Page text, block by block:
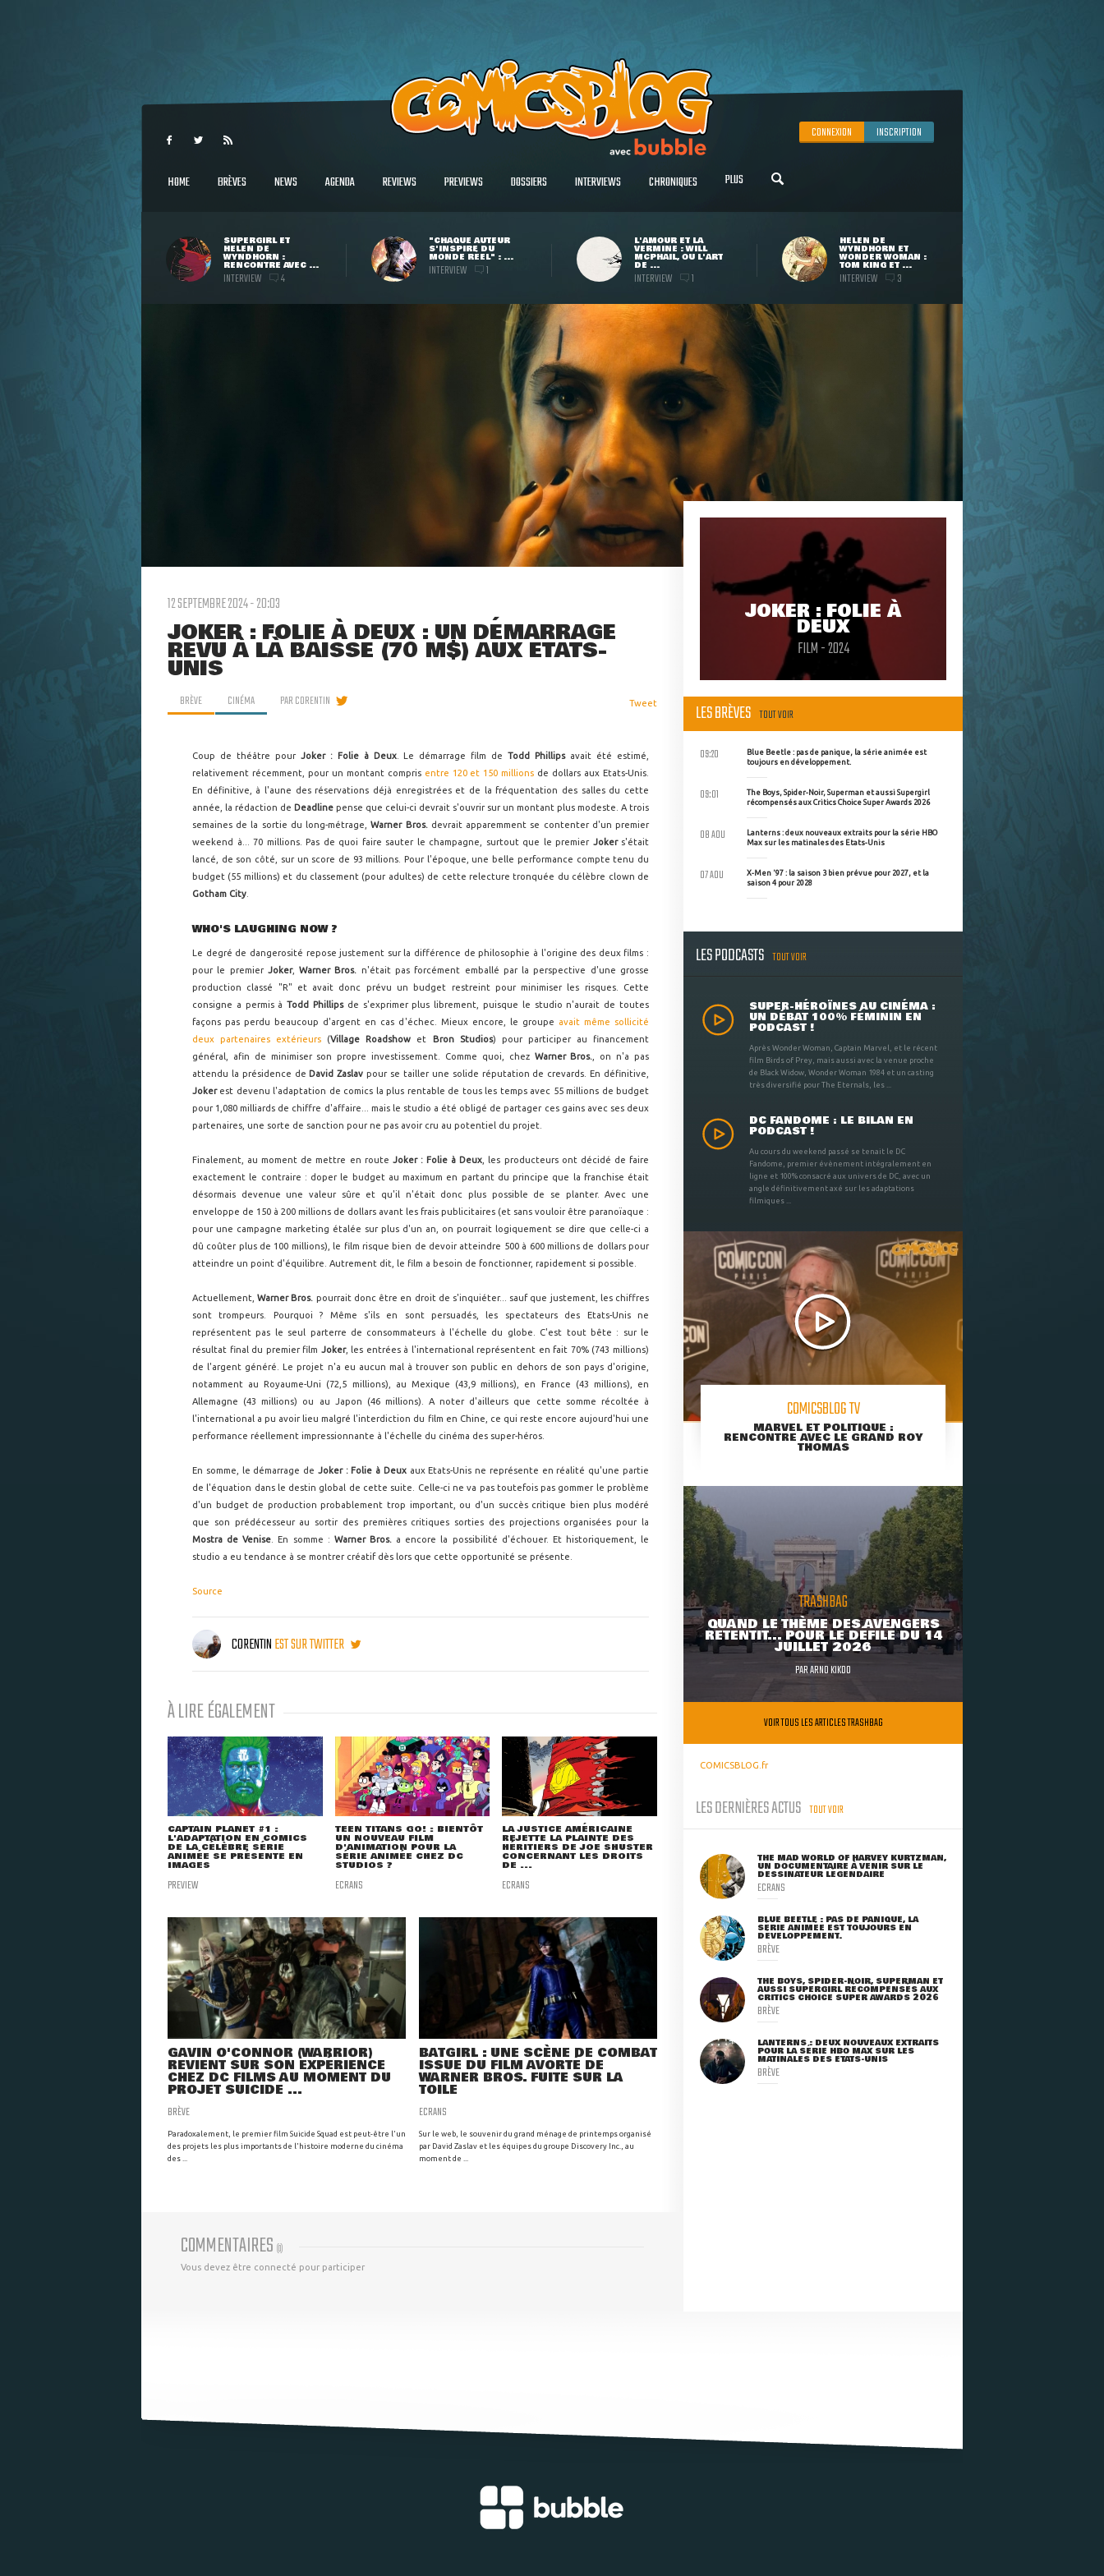
CONNEXION INSCRIPTION
HOME BRÈVES NEWS AGENDA REVIEWS PREVIEWS DOSSIERS INTERVIEWS CHRONIQUES PLUS
SUPERGIRL ET
HELEN DE
WYNDHORN :
RENCONTRE AVEC ...
INTERVIEW 4
"CHAQUE AUTEUR
S'INSPIRE DU
MONDE RÉEL" : ...
INTERVIEW 1
L'AMOUR ET LA
VERMINE : WILL
MCPHAIL, OU L'ART
DE ...
INTERVIEW 1
HELEN DE
WYNDHORN ET
WONDER WOMAN :
TOM KING ET ...
INTERVIEW 3
12 SEPTEMBRE 2024 - 20:03
JOKER : FOLIE À DEUX : UN DÉMARRAGE
REVU À LÀ BAISSE (70 M$) AUX ETATS-
UNIS
BRÈVE CINÉMA PARCORENTIN Tweet
Coup de théâtre pour Joker : Folie à Deux. Le démarrage film deTodd Phillipsavait été estimé,
relativement récemment, pour un montant compris entre 120 et 150 millions de dollars aux Etats-Unis.
En définitive, à l'aune des réservations déjà enregistrées et de la fréquentation des salles du cette
année, la rédaction de Deadline pense que celui-ci devrait s'ouvrir sur un montant plus modeste. A trois
semaines de la sortie du long-métrage,Warner Bros. devrait apparemment se contenter d'un premier
weekend à... 70 millions. Pas de quoi faire sauter le champagne, surtout que le premier Jokers'était
lancé, de son côté, sur un score de 93 millions. Pour l'époque, une belle performance compte tenu du
budget (55 millions) et du classement (pour adultes) de cette relecture tronquée du célèbre clown de
Gotham City
WHO'S LAUGHING NOW ?
Le degré de dangerosité repose justement sur la différence de philosophie à l'origine des deux films :
pour le premier Joker,Warner Bros. n'était pas forcément emballé par la perspective d'une grosse
production classé "R" et avait donc prévu un budget restreint pour minimiser les risques. Cette
consigne a permis àTodd Phillipsde s'exprimer plus librement, puisque le studio n'aurait de toutes
façons pas perdu beaucoup d'argent en cas d'échec. Mieux encore, le groupe avait même sollicité
deux partenaires extérieurs (Village Roadshow et Bron Studios) pour participer au financement
général, afin de minimiser son propre investissement. Comme quoi, chez Warner Bros.
, on n'a pas
attendu la présidence de David Zaslav pour se tailler une solide réputation de crevards. En définitive,
Jokerest devenu l'adaptation de comics la plus rentable de tous les temps avec 55 millions de budget
pour 1,080 milliards de chiffre d'affaire... mais le studio a été obligé de partager ces gains avec ses deux
partenaires, une sorte de sanction pour ne pas avoir cru au potentiel du projet.
Finalement, au moment de mettre en route Joker : Folie à Deux , les producteurs ont décidé de faire
exactement le contraire : doper le budget au maximum en partant du principe que la franchise était
désormais devenue une valeur sûre et qu'il n'était donc plus possible de se planter. Avec une
enveloppe de 150 à 200 millions de dollars avant les frais publicitaires (et sans vouloir être paranoïaque :
pour une campagne marketing étalée sur plus d'un an, on pourrait logiquement se dire que celle-ci a
dû coûter plus de 100 millions), le film risque bien de devoir atteindre 500 à 600 millions de dollars pour
atteindre un point d'équilibre. Autrement dit, le film a besoin de fonctionner, rapidement si possible.
Actuellement,Warner Bros. pourrait donc être en droit de s'inquiéter... sauf que justement, les chiffres
sont trompeurs. Pourquoi ? Même s'ils en sont persuadés, les spectateurs des Etats-Unis ne
représentent pas le seul parterre de consommateurs à l'échelle du globe. C'est tout bête : sur le
résultat final du premier film Joker, les entrées à l'international représentent en fait 70% (743 millions)
de l'argent généré. Le projet n'a eu aucun mal à trouver son public en dehors de son pays d'origine,
notamment au Royaume-Uni (72,5 millions), au Mexique (43,9 millions), en France (43 millions), en
Allemagne (43 millions) ou au Japon (46 millions). A noter d'ailleurs que cette somme récoltée à
l'international a pu avoir lieu malgré l'interdiction du film en Chine, ce qui reste encore aujourd'hui une
performance réellement impressionnante à l'échelle du cinéma des super-héros.
En somme, le démarrage de Joker : Folie à Deuxaux Etats-Unis ne représente en réalité qu'une partie
de l'équation dans le destin global de cette suite. Celle-ci ne va pas toutefois pas gommer le problème
d'un budget de production probablement trop important, ou d'un succès critique bien plus modéré
que son prédécesseur au sortir des premières critiques sorties des projections organisées pour la
Mostra de Venise . En somme : Warner Bros. a encore la possibilité d'échouer. Et historiquement, le
studio a eu tendance à se montrer créatif dès lors que cette opportunité se présente.
Source
CORENTINEST SUR TWITTER
À LIRE ÉGALEMENT
CAPTAIN PLANET #1 :
L'ADAPTATION EN COMICS
DE LA CÉLÈBRE SÉRIE
ANIMÉE SE PRÉSENTE EN
IMAGES
PREVIEW
TEEN TITANS GO! : BIENTÔT
UN NOUVEAU FILM
D'ANIMATION POUR LA
SÉRIE ANIMÉE CHEZ DC
STUDIOS ?
ECRANS
LA JUSTICE AMÉRICAINE
REJETTE LA PLAINTE DES
HÉRITIERS DE JOE SHUSTER
CONCERNANT LES DROITS
DE ...
ECRANS
GAVIN O'CONNOR (WARRIOR)
REVIENT SUR SON EXPÉRIENCE
CHEZ DC FILMS AU MOMENT DU
PROJET SUICIDE ...
BRÈVE
Paradoxalement, le premier film Suicide Squad est peut-être l'un
des projets les plus importants de l'histoire moderne du cinéma
des ...
BATGIRL : UNE SCÈNE DE COMBAT
ISSUE DU FILM AVORTÉ DE
WARNER BROS. FUITE SUR LA
TOILE
ECRANS
Sur le web, le souvenir du grand ménage de printemps organisé
par David Zaslav et les équipes du groupe Discovery Inc., au
moment de ...
COMMENTAIRES (0)
Vous devez être connecté pour participer
JOKER : FOLIE À
DEUX
FILM - 2024
LES BRÈVES TOUT VOIR
Blue Beetle : pas de panique, la série animée est
toujours en développement.
09:20
The Boys, Spider-Noir, Superman et aussi Supergirl
récompensés aux Critics Choice Super Awards 2026
09:01
Lanterns : deux nouveaux extraits pour la série HBO
Max sur les matinales des Etats-Unis
08 AOU
X-Men '97 : la saison 3 bien prévue pour 2027, et la
saison 4 pour 2028
07 AOU
LES PODCASTS TOUT VOIR
SUPER-HÉROÏNES AU CINÉMA :
UN DÉBAT 100% FÉMININ EN
PODCAST !
Après Wonder Woman, Captain Marvel, et le récent
film Birds of Prey, mais aussi avec la venue proche
de Black Widow, Wonder Woman 1984 et un casting
très diversifié pour The Eternals, les ...
DC FANDOME : LE BILAN EN
PODCAST !
Au cours du weekend passé se tenait le DC
Fandome, premier évènement intégralement en
ligne et 100% consacré aux univers de DC, avec un
angle définitivement axé sur les adaptations
filmiques ...
COMICSBLOG TV
MARVEL ET POLITIQUE :
RENCONTRE AVEC LE GRAND ROY
THOMAS
TRASHBAG
QUAND LE THÈME DES AVENGERS
RETENTIT... POUR LE DÉFILÉ DU 14
JUILLET 2026
PARARNO KIKOO
VOIR TOUS LES ARTICLES TRASHBAG
COMICSBLOG.fr
LES DERNIÈRES ACTUS TOUT VOIR
THE MAD WORLD OF HARVEY KURTZMAN,
UN DOCUMENTAIRE À VENIR SUR LE
DESSINATEUR LÉGENDAIRE
ECRANS
BLUE BEETLE : PAS DE PANIQUE, LA
SÉRIE ANIMÉE EST TOUJOURS EN
DÉVELOPPEMENT.
BRÈVE
THE BOYS, SPIDER-NOIR, SUPERMAN ET
AUSSI SUPERGIRL RÉCOMPENSÉS AUX
CRITICS CHOICE SUPER AWARDS 2026
BRÈVE
LANTERNS : DEUX NOUVEAUX EXTRAITS
POUR LA SÉRIE HBO MAX SUR LES
MATINALES DES ETATS-UNIS
BRÈVE